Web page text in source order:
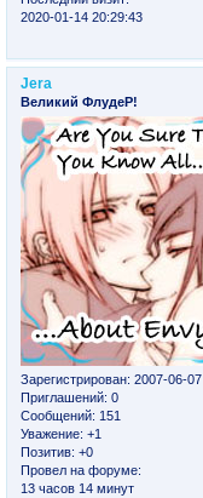
2020-01-14 20:29:43
Jera
Великий ФлудеР!
Зарегистрирован: 2007-06-07
Приглашений: 0
Сообщений: 151
Уважение: +1
Позитив: +0
Провел на форуме:
13 часов 14 минут